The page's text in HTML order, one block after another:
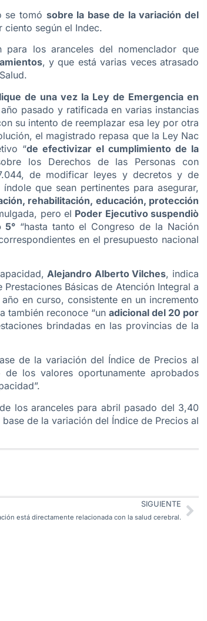
se tomó sobre la base de la variación del
según el Indec.
los aranceles del nomenclador que
, y que está varias veces atrasado
de una vez la Ley de Emergencia en
pasado y ratificada en varias instancias
su intento de reemplazar esa ley por otra
el magistrado repasa que la Ley Nac
“de efectivizar el cumplimiento de la
los Derechos de las Personas con
de modificar leyes y decretos y de
que sean pertinentes para asegurar,
rehabilitación, educación, protección
pero el Poder Ejecutivo suspendiò
5°“hasta tanto el Congreso de la Nación
en el presupuesto nacional
Alejandro Alberto Vilches, indica
Básicas de Atención Integral a
en curso, consistente en un incremento
también reconoce “un adicional del 20 por
brindadas en las provincias de la
de la variación del Índice de Precios al
los valores oportunamente aprobados
los aranceles para abril pasado del 3,40
de la variación del Índice de Precios al
SIGUIENTE
está directamente relacionada con la salud cerebral.